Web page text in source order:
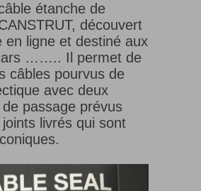
étanche de
découvert
en ligne et destiné aux
…….. Il permet de
câbles pourvus de
avec deux
passage prévus
livrés qui sont